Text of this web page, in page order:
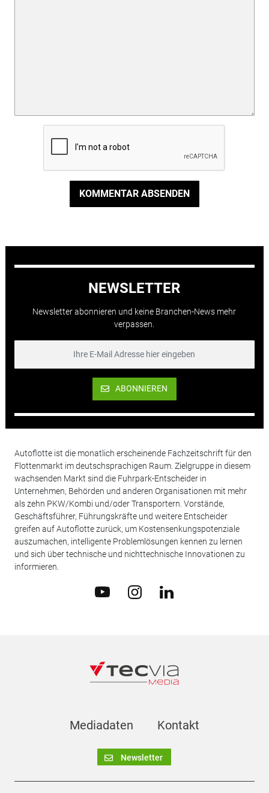
KOMMENTAR ABSENDEN
NEWSLETTER
Newsletter abonnieren und keine Branchen-News mehr
verpassen.
ABONNIEREN
Autoflotte ist die monatlich erscheinende Fachzeitschrift für den
Flottenmarkt im deutschsprachigen Raum. Zielgruppe in diesem
wachsenden Markt sind die Fuhrpark-Entscheider in
Unternehmen, Behörden und anderen Organisationen mit mehr
als zehn PKW/Kombi und/oder Transportern. Vorstände,
Geschäftsführer, Führungskräfte und weitere Entscheider
greifen auf Autoflotte zurück, um Kostensenkungspotenziale
auszumachen, intelligente Problemlösungen kennen zu lernen
und sich über technische und nichttechnische Innovationen zu
informieren.
Mediadaten Kontakt
Newsletter